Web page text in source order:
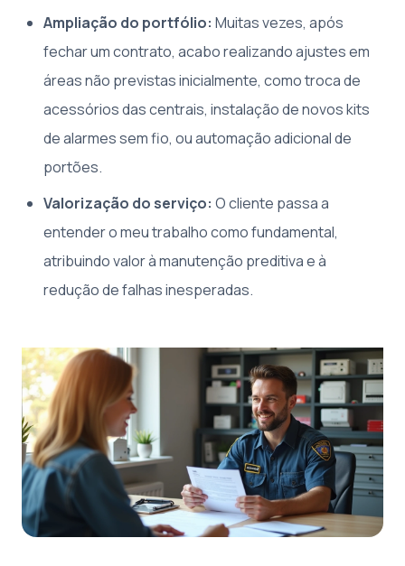
Ampliação do portfólio: Muitas vezes, após
fechar um contrato, acabo realizando ajustes em
áreas não previstas inicialmente, como troca de
acessórios das centrais, instalação de novos kits
de alarmes sem fio, ou automação adicional de
portões.
Valorização do serviço: O cliente passa a
entender o meu trabalho como fundamental,
atribuindo valor à manutenção preditiva e à
redução de falhas inesperadas.